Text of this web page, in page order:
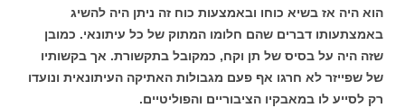
הוא היה אז בשיא כוחו ובאמצעות כוח זה ניתן היה להשיג
באמצתעותו דברים שהם חלומו המתוק של כל עיתונאי. כמובן
שזה היה על בסיס של תן וקח, כמקובל בתקשורת. אך בקשותיו
של שפייזר לא חרגו אף פעם מגבולות האתיקה העיתונאית ונועדו
רק לסייע לו במאבקיו הציבוריים והפוליטיים.